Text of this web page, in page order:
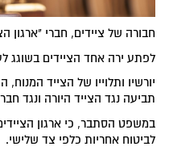
חבורה של ציידים, חברי "ארגון
לפתע ירה אחד הציידים בשוגג
יורשיו ותלוייו של הצייד
תביעה נגד הצייד היורה ונגד
במשפט הסתבר, כי ארגון
לביטוח אחריות כלפי צד שלישי.